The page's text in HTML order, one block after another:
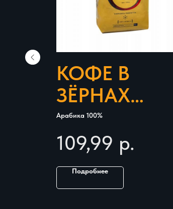
КОФЕ В
ЗЁРНАХ
LAVAZZA
1КГ
Арабика 100%
109,99 р.
Подробнее